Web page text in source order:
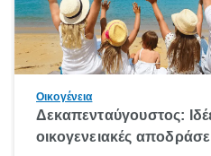
Οικογένεια
Δεκαπενταύγουστος:
οικογενειακές